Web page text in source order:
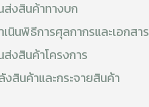
ส่งสินค้าทางบก
เนินพิธีการศุลกากรและเอกสาร
ส่งสินค้าโครงการ
งสินค้าและกระจายสินค้า